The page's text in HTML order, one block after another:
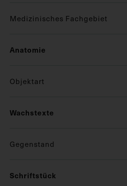
Medizinisches Fachgebiet
Anatomie
Objektart
Wachstexte
Gegenstand
Schriftstück